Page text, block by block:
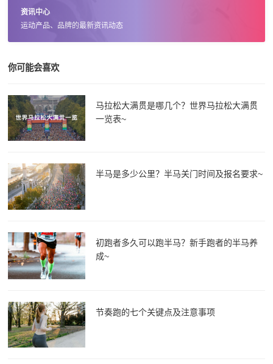
资讯中心
运动产品、品牌的最新资讯动态
你可能会喜欢
马拉松大满贯是哪几个？世界马拉松大满贯
一览表~
半马是多少公里？半马关门时间及报名要求~
初跑者多久可以跑半马？新手跑者的半马养
成~
节奏跑的七个关键点及注意事项